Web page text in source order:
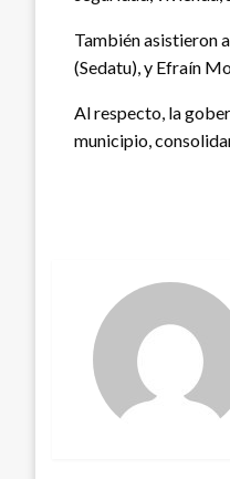
También asistieron
(Sedatu), y Efraín
Al respecto, la
municipio,